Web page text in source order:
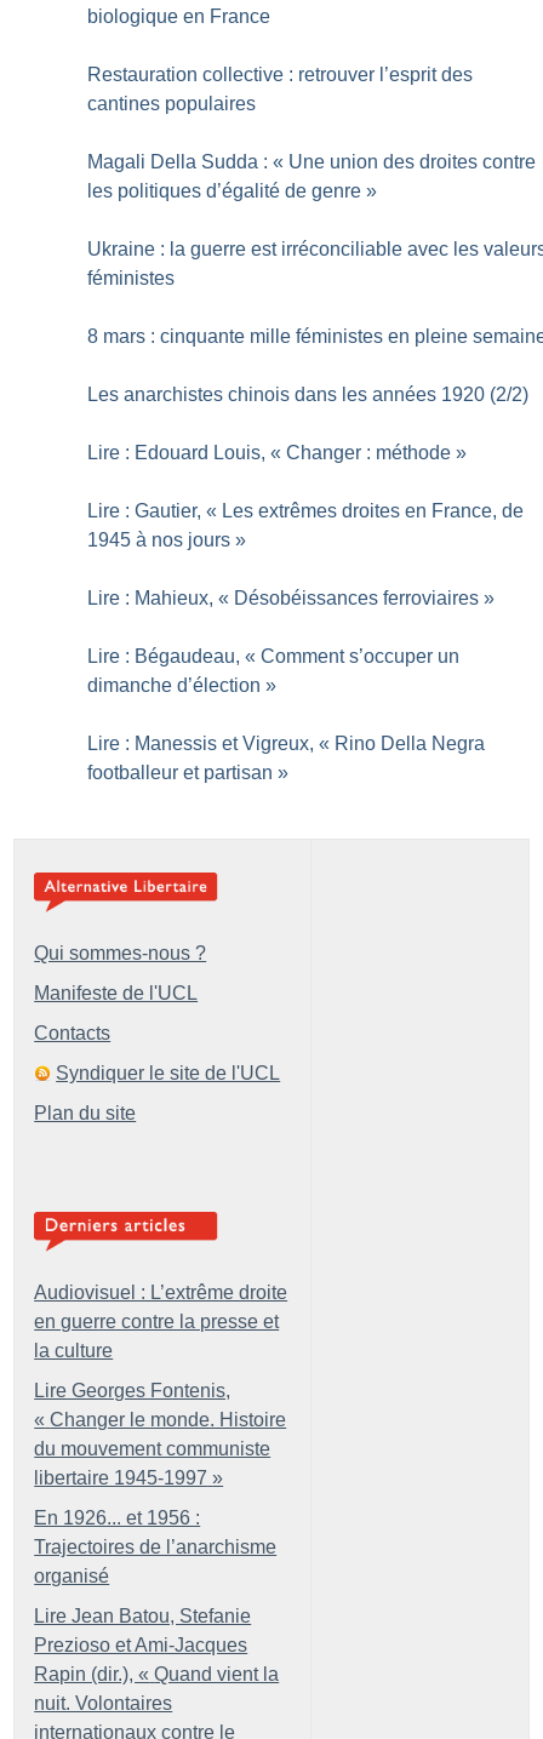
biologique en France
Restauration collective : retrouver l’esprit des
cantines populaires
Magali Della Sudda : « Une union des droites contre
les politiques d’égalité de genre »
Ukraine : la guerre est irréconciliable avec les
féministes
8 mars : cinquante mille féministes en pleine
Les anarchistes chinois dans les années 1920 (2/2)
Lire : Edouard Louis, « Changer : méthode »
Lire : Gautier, « Les extrêmes droites en France, de
1945 à nos jours »
Lire : Mahieux, « Désobéissances ferroviaires »
Lire : Bégaudeau, « Comment s’occuper un
dimanche d’élection »
Lire : Manessis et Vigreux, « Rino Della Negra
footballeur et partisan »
Qui sommes-nous ?
Manifeste de l'UCL
Contacts
Syndiquer le site de l'UCL
Plan du site
Audiovisuel : L’extrême droite
en guerre contre la presse et
la culture
Lire Georges Fontenis,
« Changer le monde. Histoire
du mouvement communiste
libertaire 1945-1997 »
En 1926... et 1956 :
Trajectoires de l’anarchisme
organisé
Lire Jean Batou, Stefanie
Prezioso et Ami-Jacques
Rapin (dir.), « Quand vient la
nuit. Volontaires
internationaux contre le